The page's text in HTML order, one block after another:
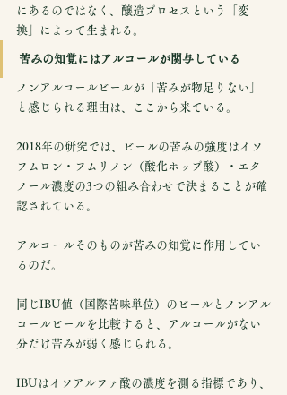
にあるのではなく、醸造プロセスという「変
換」によって生まれる。
苦みの知覚にはアルコールが関与している
ノンアルコールビールが「苦みが物足りない」
と感じられる理由は、ここから来ている。
2018年の研究では、ビールの苦みの強度はイソ
フムロン・フムリノン（酸化ホップ酸）・エタ
ノール濃度の3つの組み合わせで決まることが確
認されている。
アルコールそのものが苦みの知覚に作用してい
るのだ。
同じIBU値（国際苦味単位）のビールとノンアル
コールビールを比較すると、アルコールがない
分だけ苦みが弱く感じられる。
IBUはイソアルファ酸の濃度を測る指標であり、